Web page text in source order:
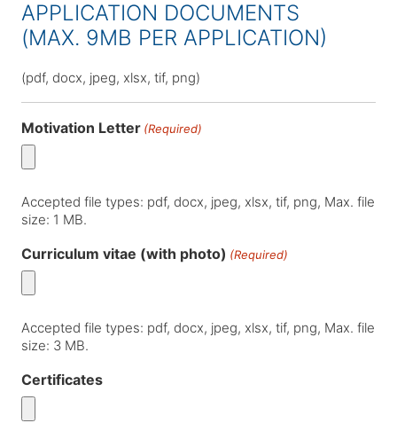
APPLICATION DOCUMENTS
(MAX. 9MB PER APPLICATION)
(pdf, docx, jpeg, xlsx, tif, png)
Motivation Letter (Required)
Accepted file types: pdf, docx, jpeg, xlsx, tif, png, Max. file
size: 1 MB.
Curriculum vitae (with photo) (Required)
Accepted file types: pdf, docx, jpeg, xlsx, tif, png, Max. file
size: 3 MB.
Certificates